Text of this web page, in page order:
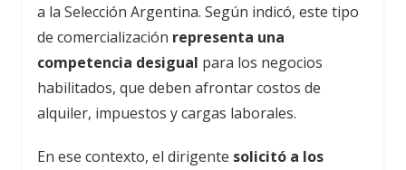
a la Selección Argentina. Según indicó, este tipo
de comercialización representa una
competencia desigual para los negocios
habilitados, que deben afrontar costos de
alquiler, impuestos y cargas laborales.
En ese contexto, el dirigente solicitó a los